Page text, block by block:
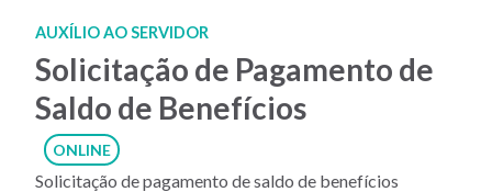
AUXÍLIO AO SERVIDOR
Solicitação de Pagamento de
Saldo de Benefícios
ONLINE
Solicitação de pagamento de saldo de benefícios